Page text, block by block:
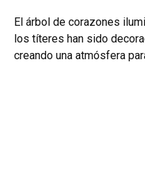
El árbol de corazones
los títeres han sido
creando una atmósfera